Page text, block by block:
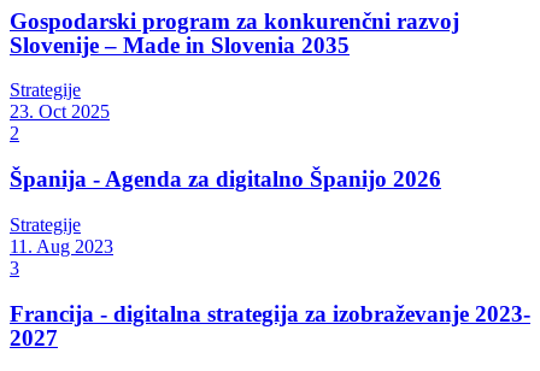
Gospodarski program za konkurenčni razvoj
Slovenije – Made in Slovenia 2035
Strategije
23. Oct 2025
2
Španija - Agenda za digitalno Španijo 2026
Strategije
11. Aug 2023
3
Francija - digitalna strategija za izobraževanje 2023-
2027